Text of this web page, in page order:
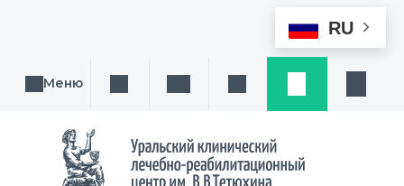
RU
Меню Поиск услуги, направления или врача
Написать намЗаказ звонка